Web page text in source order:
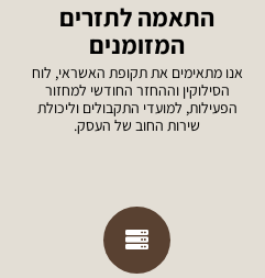
התאמה לתזרים
המזומנים
אנו מתאימים את תקופת האשראי, לוח
הסילוקין וההחזר החודשי למחזור
הפעילות, למועדי התקבולים וליכולת
שירות החוב של העסק.